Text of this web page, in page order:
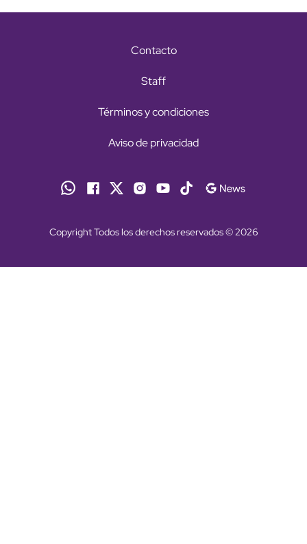
Contacto
Staff
Términos y condiciones
Aviso de privacidad
Copyright Todos los derechos reservados © 2026